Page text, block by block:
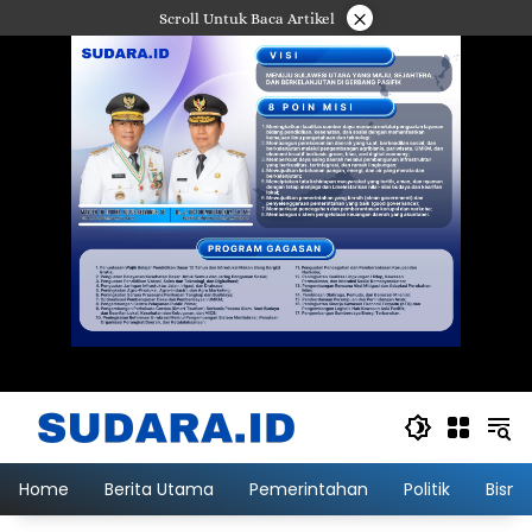
ke
Scroll Untuk Baca Artikel ×
Home Berita Utama Pemerintahan Politik